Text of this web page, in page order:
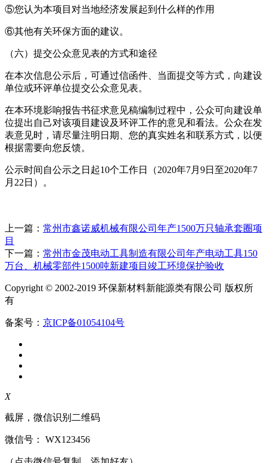
⑤您认为本项目对当地经济发展起到什么样的作用
⑥其他有关环保方面的建议。
（六）提交公众意见表的方式和途径
在本次信息公示后，可通过信函件、当面提交等方式，向建设
单位或环评单位提交公众意见表。
在本环境影响报告书征求意见稿编制过程中，公众可向建设单
位提出自己对该项目建设及环评工作的意见和看法。公众在发
表意见时，请尽量注明日期、您的真实姓名和联系方式，以便
根据需要向您反馈。
公示时间自公示之日起10个工作日（2020年7月9日至2020年7
月22日）。
上一篇： 常州市鑫诺威机械有限公司年产1500万只轴承套圈项
目
下一篇： 常州市金茂电动工具制造有限公司年产电动工具150
万台、机械零部件1500吨新建项目竣工环境保护验收
Copyright © 2002-2019 环保新材料新能源类有限公司 版权所
有
备案号： 京ICP备01054104号
X
截屏，微信识别二维码
微信号： WX123456